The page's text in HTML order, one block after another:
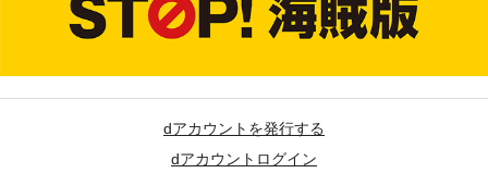
dアカウントを発行する
dアカウントログイン